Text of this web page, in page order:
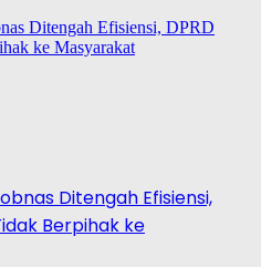
Ditengah Efisiensi,
Berpihak ke